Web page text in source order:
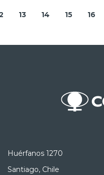
13 14 15 16
Huérfanos 1270
Santiago, Chile